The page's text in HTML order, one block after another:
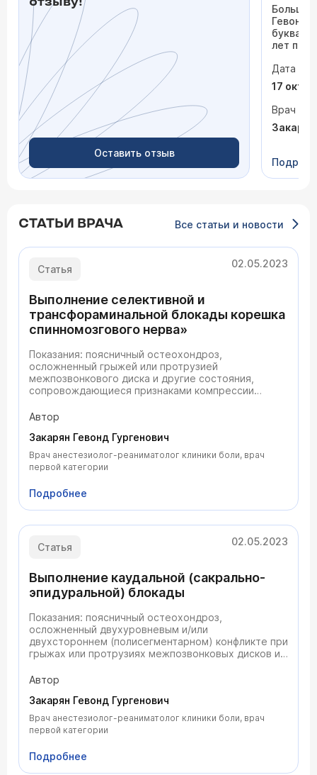
Оставить отзыв
Гевонду
лет
— всё
даже не
провёл
не
за
Дата
17
Врач
СТАТЬИ ВРАЧА Все статьи и новости
Статья 02.05.2023
Выполнение селективной и
трансфораминальной блокады корешка
спинномозгового нерва»
Показания: поясничный остеохондроз,
осложненный грыжей или протрузией
межпозвонкового диска и другие состояния,
сопровождающиеся признаками компрессии
корешка.
Автор
Закарян Гевонд Гургенович
Врач анестезиолог-реаниматолог клиники боли, врач
первой категории
Подробнее
Статья 02.05.2023
Выполнение каудальной (сакрально-
эпидуральной) блокады
Показания: поясничный остеохондроз,
осложненный двухуровневым и/или
двухстороннем (полисегментарном) конфликте при
грыжах или протрузиях межпозвонковых дисков и
компрессии (ирритации) соответствующих
спинномозговых нервов.
Автор
Закарян Гевонд Гургенович
Врач анестезиолог-реаниматолог клиники боли, врач
первой категории
Подробнее